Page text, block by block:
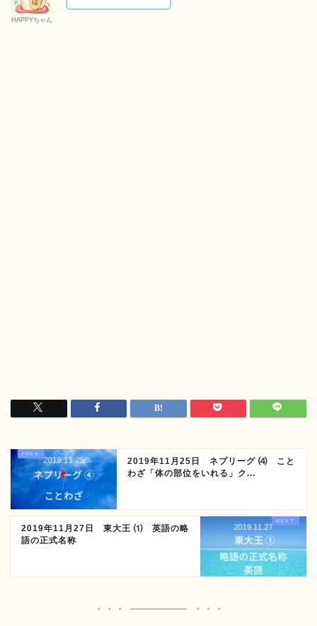
HAPPYちゃん
2019年11月25日 ネプリーグ ⑷ こと
わざ「体の部位をいれる」ク...
2019年11月27日 東大王 ⑴ 英語の略
語の正式名称